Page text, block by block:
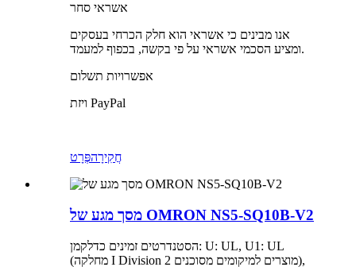
אשראי סחר
אנו מבינים כי אשראי הוא חלק הכרחי בעסקים
ומציע הסכמי אשראי על פי בקשה, בכפוף למעמד.
אפשרויות תשלום
ויזת PayPal
חֲקִירָהפְּרָט
מסך מגע של OMRON NS5-SQ10B-V2
הסטנדרטים זמינים כדלקמן: U: UL, U1: UL
(מחלקה I Division 2 מוצרים למיקומים מסוכנים),